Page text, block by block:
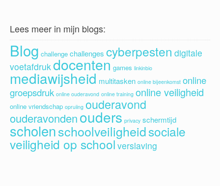
Lees meer in mijn blogs:
Blog challenge challenges cyberpesten digitale
voetafdrukdocenten games linkinbio
mediawijsheid multitasken online bijeenkomst online
groepsdruk online ouderavond online training online veiligheid
online vriendschap opruiing ouderavond
ouderavondenouders privacy schermtijd
scholenschoolveiligheidsociale
veiligheid op school verslaving